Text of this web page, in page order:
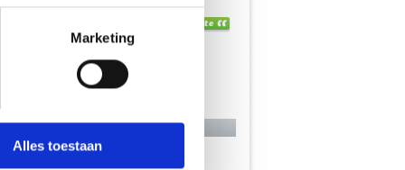
detailgedeeltein. U kunt uw
partners voor social
die je aan ze hebt
Marketing
Alles toestaan